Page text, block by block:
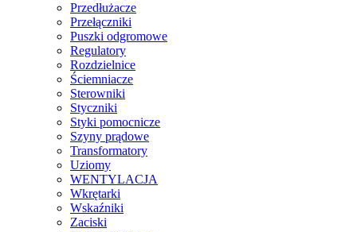
Przedłużacze
Przełączniki
Puszki odgromowe
Regulatory
Rozdzielnice
Ściemniacze
Sterowniki
Styczniki
Styki pomocnicze
Szyny prądowe
Transformatory
Uziomy
WENTYLACJA
Wkrętarki
Wskaźniki
Zaciski